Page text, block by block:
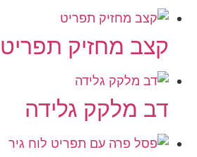
קצב מחזיק תפריט
דב מלקק גלידה